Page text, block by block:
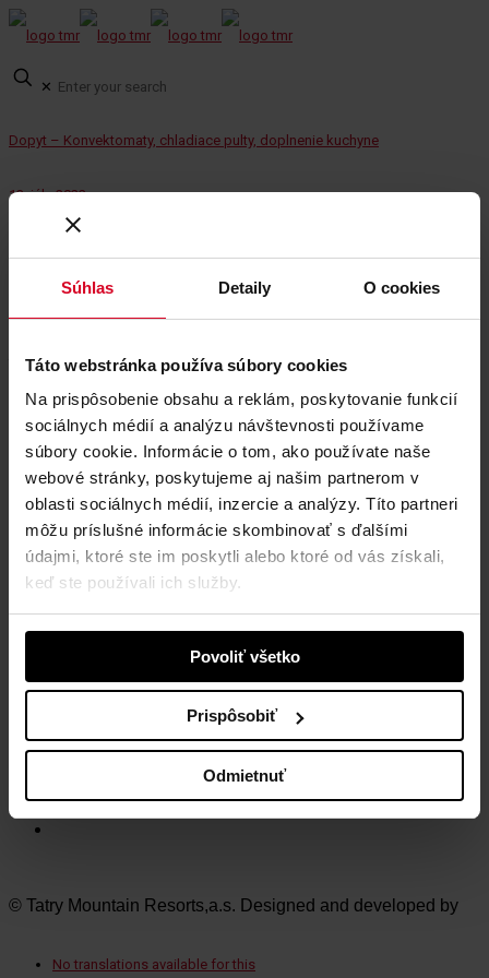
Súhlas Detaily O cookies
Táto webstránka používa súbory cookies
Na prispôsobenie obsahu a reklám, poskytovanie funkcií
sociálnych médií a analýzu návštevnosti používame
súbory cookie. Informácie o tom, ako používate naše
webové stránky, poskytujeme aj našim partnerom v
oblasti sociálnych médií, inzercie a analýzy. Títo partneri
môžu príslušné informácie skombinovať s ďalšími
údajmi, ktoré ste im poskytli alebo ktoré od vás získali,
keď ste používali ich služby.
Povoliť všetko
Prispôsobiť
Odmietnuť
✕
Dopyt – Konvektomaty, chladiace pulty, doplnenie kuchyne
13. júla 2022
13. júla 2022
Tags
Share
Tatry mountain resorts, a.s.
Demänovská Dolina 72
031 01 Liptovský Mikuláš 1
Slovensko
NAVŠTÍVTE NAŠE STREDISKÁ
Jasná Nízke Tatry
Szczyrk Mountain Resort
© Tatry Mountain Resorts,a.s. Designed and developed by
No translations available for this